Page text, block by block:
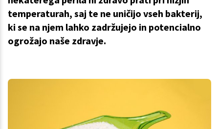
temperaturah, saj te ne uničijo vseh bakterij,
ki se na njem lahko zadržujejo in potencialno
ogrožajo naše zdravje.